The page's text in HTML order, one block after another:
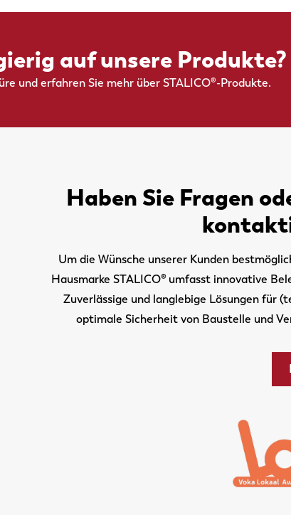
auf unsere Produkte?
und erfahren Sie mehr über STALICO®-Produkte.
Haben Sie Fragen
Um die Wünsche unserer Kunden
Hausmarke STALICO® umfasst innovative
Zuverlässige und langlebige Lösungen für
optimale Sicherheit von Baustelle und